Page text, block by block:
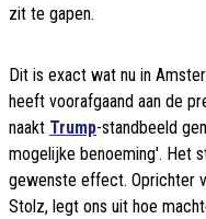
zit te gapen.
Dit is exact wat nu in
heeft voorafgaand aan de
naakt Trump-standbeeld
mogelijke benoeming'. Het
gewenste effect. Oprichter
Stolz, legt ons uit hoe